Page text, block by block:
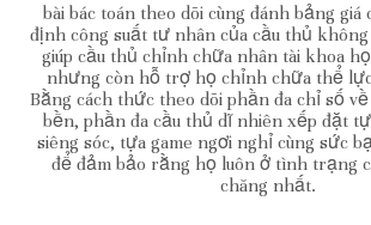
bài bác toán theo dõi cùng đánh bảng
định công suất tư nhân của cầu thủ
giúp cầu thủ chỉnh chữa nhân tài khoa
nhưng còn hỗ trợ họ chỉnh chữa thể
Bằng cách thức theo dõi phần đa chỉ số
bền, phần đa cầu thủ dĩ nhiên xếp đặt
siêng sóc, tựa game ngơi nghỉ cùng sức
để đảm bảo rằng họ luôn ở tình trạng
chăng nhất.